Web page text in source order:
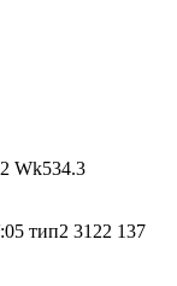
Wk534.3
тип2 3122 137